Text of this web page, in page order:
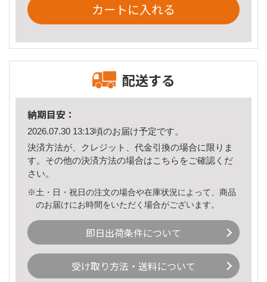
カートに入れる
配送する
納期目安：
2026.07.30 13:13頃のお届け予定です。
決済方法が、クレジット、代金引換の場合に限りま
す。その他の決済方法の場合はこちら をご確認くだ
さい。
※土・日・祝日の注文の場合や在庫状況によって、商品
のお届けにお時間をいただく場合がございます。
即日出荷条件について
受け取り方法・送料について